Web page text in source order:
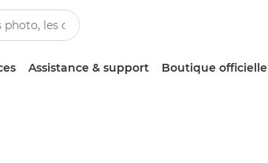
Assistance & support Boutique officielle